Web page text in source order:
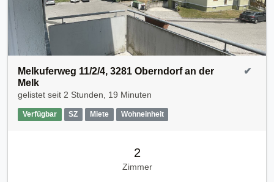
Melkuferweg 11/2/4, 3281 Oberndorf an der
Melk
gelistet seit 2 Stunden, 19 Minuten
Verfügbar SZ Miete Wohneinheit
✔
2
Zimmer